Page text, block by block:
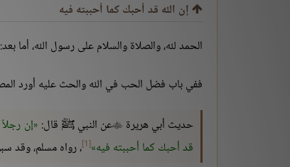
إن الله قد أحبك كما أحببته فيه
الحمد لله، والصلاة والسلام على رسول الله، أما بعد:
ففي باب فضل الحب في الله والحث عليه أورد
حديث أبي هريرة عن النبي ﷺ قال: إن
قد أحبك كما أحببته فيه [1] ، رواه مسلم، وقد